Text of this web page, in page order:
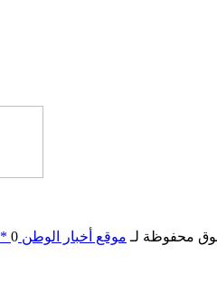
* محفوظة لـ موقع أخبار الوطن 0